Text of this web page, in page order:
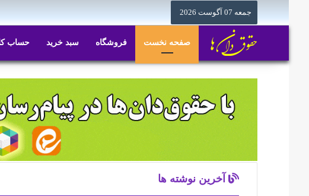
جمعه 07 آگوست 2026
صفحه نخست فروشگاه سبد خرید حساب
آخرین نوشته ها